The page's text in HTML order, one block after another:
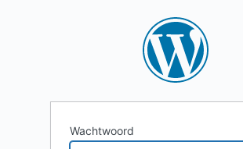
Wachtwoord